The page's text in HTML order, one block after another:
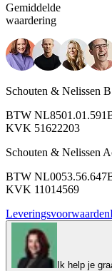
Gemiddelde
waardering
Schouten & Nelissen
BTW
KVK 51622203
Schouten & Nelissen
BTW
KVK 11014569
Leveringsvoorwaarden
Ik help je